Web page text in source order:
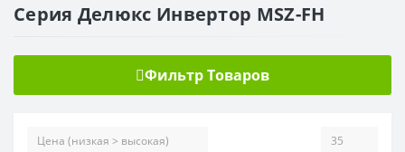
Серия Делюкс Инвертор MSZ-FH
Фильтр Товаров